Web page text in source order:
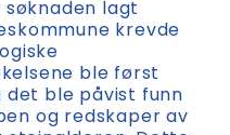
lagt
krevde
ble først
ble påvist funn
og redskaper av